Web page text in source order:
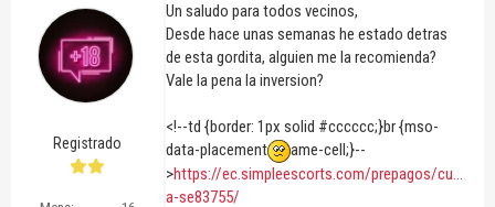
Registrado
Un saludo para todos vecinos,
Desde hace unas semanas he estado detras
de esta gordita, alguien me la recomienda?
Vale la pena la inversion?
<!--td {border: 1px solid #cccccc;}br {mso-
data-placement
ame-cell;}--
>https://ec.simpleescorts.com/prepagos/cu...
a-se83755/